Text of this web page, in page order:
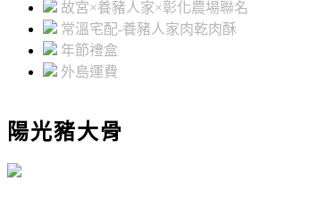
故宮×養豬人家×彰化農場聯名
常溫宅配-養豬人家肉乾肉酥
年節禮盒
外島運費
陽光豬大骨